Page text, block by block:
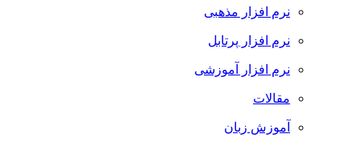
نرم افزار مذهبی
نرم افزار پرتابل
نرم افزار آموزشی
مقالات
آموزش زبان